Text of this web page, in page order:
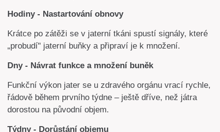
Hodiny - Nastartování obnovy
Krátce po zátěži se v jaterní tkáni spustí signály, které
„probudí" jaterní buňky a připraví je k množení.
Dny - Návrat funkce a množení buněk
Funkční výkon jater se u zdravého orgánu vrací rychle,
řádově během prvního týdne – ještě dříve, než játra
dorostou na původní objem.
Týdny - Dorůstání objemu